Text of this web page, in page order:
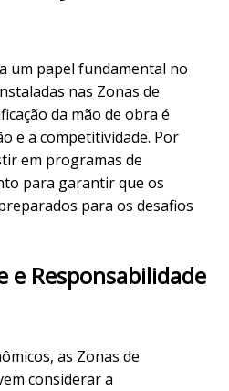
um papel fundamental no
nas Zonas de
da mão de obra é
e a competitividade. Por
em programas de
para garantir que os
para os desafios
e Responsabilidade
as Zonas de
considerar a